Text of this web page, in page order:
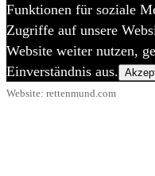
Website: rettenmund.com
Funktionen für soziale
Zugriffe auf unsere
Website weiter nutzen,
Einverständnis aus.